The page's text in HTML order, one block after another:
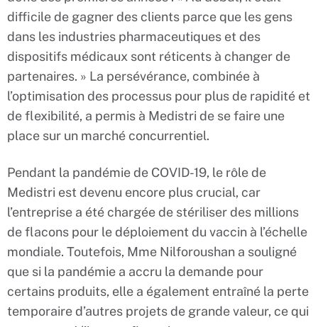
difficile de gagner des clients parce que les gens
dans les industries pharmaceutiques et des
dispositifs médicaux sont réticents à changer de
partenaires. » La persévérance, combinée à
l’optimisation des processus pour plus de rapidité et
de flexibilité, a permis à Medistri de se faire une
place sur un marché concurrentiel.
Pendant la pandémie de COVID-19, le rôle de
Medistri est devenu encore plus crucial, car
l’entreprise a été chargée de stériliser des millions
de flacons pour le déploiement du vaccin à l’échelle
mondiale. Toutefois, Mme Nilforoushan a souligné
que si la pandémie a accru la demande pour
certains produits, elle a également entraîné la perte
temporaire d’autres projets de grande valeur, ce qui